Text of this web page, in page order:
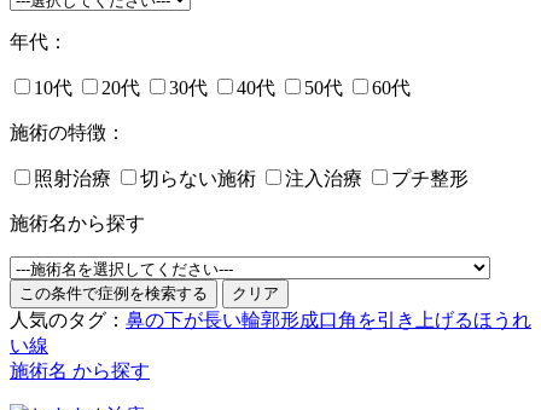
年代：
10代 20代 30代 40代 50代 60代
施術の特徴：
照射治療 切らない施術 注入治療 プチ整形
施術名から探す
人気のタグ： 鼻の下が長い輪郭形成口角を引き上げるほうれ
い線
施術名 から探す